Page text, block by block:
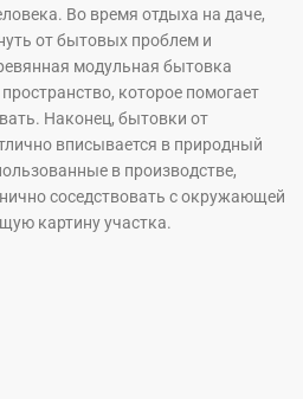
Во время отдыха на даче,
от бытовых проблем и
модульная бытовка
которое помогает
Наконец, бытовки от
вписывается в природный
в производстве,
соседствовать с окружающей
картину участка.